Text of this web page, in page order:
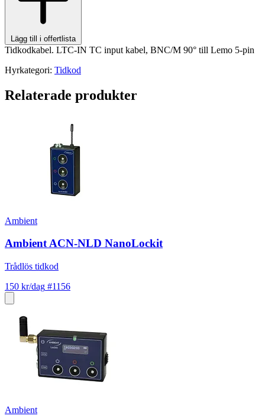
Lägg till i offertlista
Tidkodkabel. LTC-IN TC input kabel, BNC/M 90° till Lemo 5-pin
Hyrkategori: Tidkod
Relaterade produkter
Ambient
Ambient ACN-NLD NanoLockit
Trådlös tidkod
150 kr/dag #1156
Ambient